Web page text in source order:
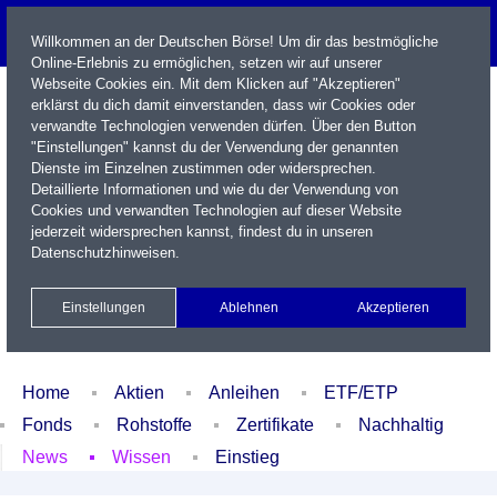
Name / WKN / ISIN / Kürzel
Xetra Realtime
Watchlist Portfolio Login
Home Aktien Anleihen
ETF/ETP
Fonds
Rohstoffe Zertifikate
Nachhaltig
News
Wissen Einstieg
Willkommen an der Deutschen Börse! Um dir das bestmögliche
Online-Erlebnis zu ermöglichen, setzen wir auf unserer
Webseite Cookies ein. Mit dem Klicken auf "Akzeptieren"
erklärst du dich damit einverstanden, dass wir Cookies oder
verwandte Technologien verwenden dürfen. Über den Button
"Einstellungen" kannst du der Verwendung der genannten
Dienste im Einzelnen zustimmen oder widersprechen.
Detaillierte Informationen und wie du der Verwendung von
Cookies und verwandten Technologien auf dieser Website
jederzeit widersprechen kannst, findest du in unseren
Datenschutzhinweisen.
Einstellungen Ablehnen Akzeptieren